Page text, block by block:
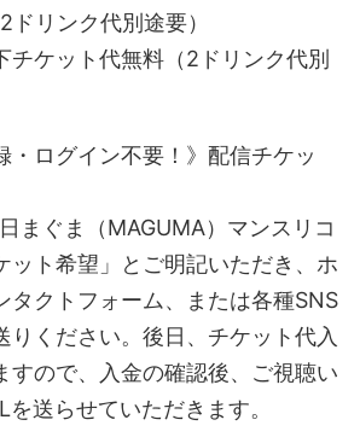
リンク代別途要）
ット代無料（2ドリンク代別
・ログイン不要！》配信チケッ
まぐま（MAGUMA）マンスリコ
ット希望」とご明記いただき、ホ
タクトフォーム、または各種SNS
りください。後日、チケット代入
すので、入金の確認後、ご視聴い
送らせていただきます。